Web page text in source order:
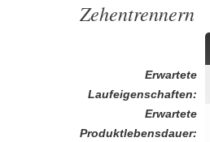
Zehentrennern
Erwartete
Laufeigenschaften:
Erwartete
Produktlebensdauer: